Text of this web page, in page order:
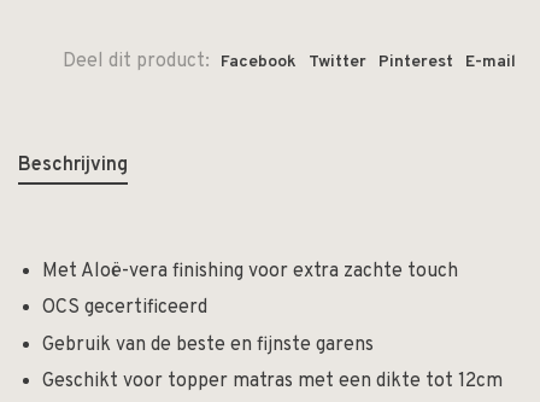
Deel dit product: Facebook Twitter Pinterest E-mail
Beschrijving
Met Aloë-vera finishing voor extra zachte touch
OCS gecertificeerd
Gebruik van de beste en fijnste garens
Geschikt voor topper matras met een dikte tot 12cm